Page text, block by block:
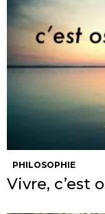
PHILOSOPHIE
Vivre, c’est